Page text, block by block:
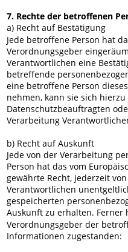
7. Rechte der betroffenen
a) Recht auf Bestätigung
Jede betroffene Person hat
Verordnungsgeber
Verantwortlichen eine
betreffende
eine betroffene Person
nehmen, kann sie sich
Datenschutzbeauftragten
Verarbeitung
b) Recht auf Auskunft
Jede von der Verarbeitung
Person hat das vom
gewährte Recht, jederzeit
Verantwortlichen
gespeicherten
Auskunft zu erhalten.
Verordnungsgeber der
Informationen zugestanden: